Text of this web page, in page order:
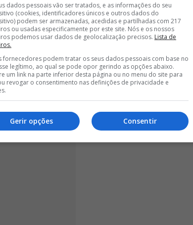
ao Manchester City, período
da era Guardiola. De resto, foi o
da sua carreira. O futuro deBernardo
Madrid, Barcelona e Atlético Madrid.
dados pessoais vão ser tratados, e as informações do seu
(cookies, identificadores únicos e outros dados do
podem ser armazenadas, acedidas e partilhadas com 217
ou usadas especificamente por este site. Nós e os nossos
podemos usar dados de geolocalização precisos. Lista de
fornecedores podem tratar os seus dados pessoais com base no
legítimo, ao qual se pode opor gerindo as opções abaixo.
um link na parte inferior desta página ou no menu do site para
revogar o consentimento nas definições de privacidade e
Consentir
Gerir opções